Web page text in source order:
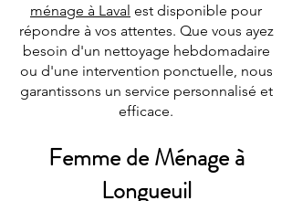
ménage à Laval est disponible pour
répondre à vos attentes. Que vous ayez
besoin d'un nettoyage hebdomadaire
ou d'une intervention ponctuelle, nous
garantissons un service personnalisé et
efficace.
Femme de Ménage à
Longueuil